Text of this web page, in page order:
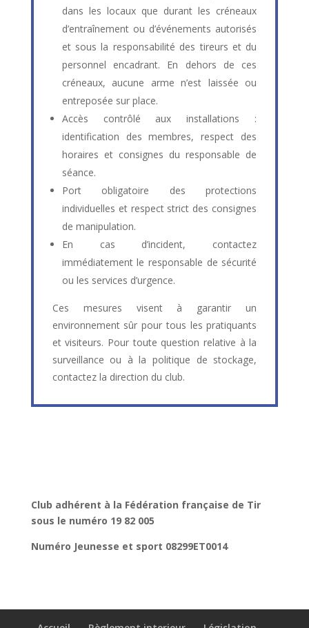
dans les locaux que durant les créneaux
d’entraînement ou d’événements autorisés
et sous la responsabilité des tireurs et du
personnel encadrant. En dehors de ces
créneaux, aucune arme n’est laissée ou
entreposée sur place.
Accès contrôlé aux installations :
identification des membres, respect des
horaires et consignes du responsable de
séance.
Port obligatoire des protections
individuelles et respect strict des consignes
de manipulation.
En cas d’incident, contactez
immédiatement le responsable de sécurité
ou les services d’urgence.
Ces mesures visent à garantir un
environnement sûr pour tous les pratiquants
et visiteurs. Pour toute question relative à la
surveillance ou à la politique de stockage,
contactez la direction du club.
Club adhérent à la Fédération française de Tir
sous le numéro 19 82 005
Numéro Jeunesse et sport 08299ET0014